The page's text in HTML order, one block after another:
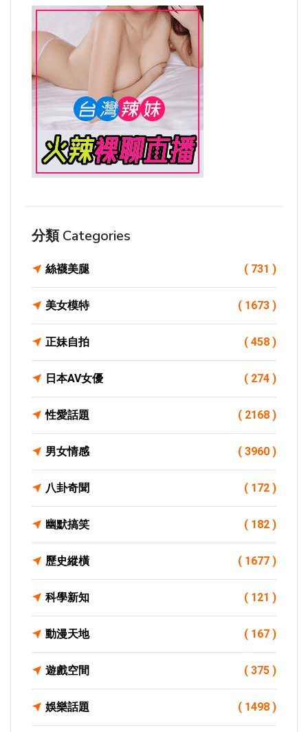
分類 Categories
絲襪美腿 ( 731 )
美女模特 ( 1673 )
正妹自拍 ( 458 )
日本AV女優 ( 274 )
性愛話題 ( 2168 )
男女情感 ( 3960 )
八卦奇聞 ( 172 )
幽默搞笑 ( 182 )
歷史縱橫 ( 1677 )
科學新知 ( 121 )
動漫天地 ( 167 )
遊戲空間 ( 375 )
娛樂話題 ( 1498 )